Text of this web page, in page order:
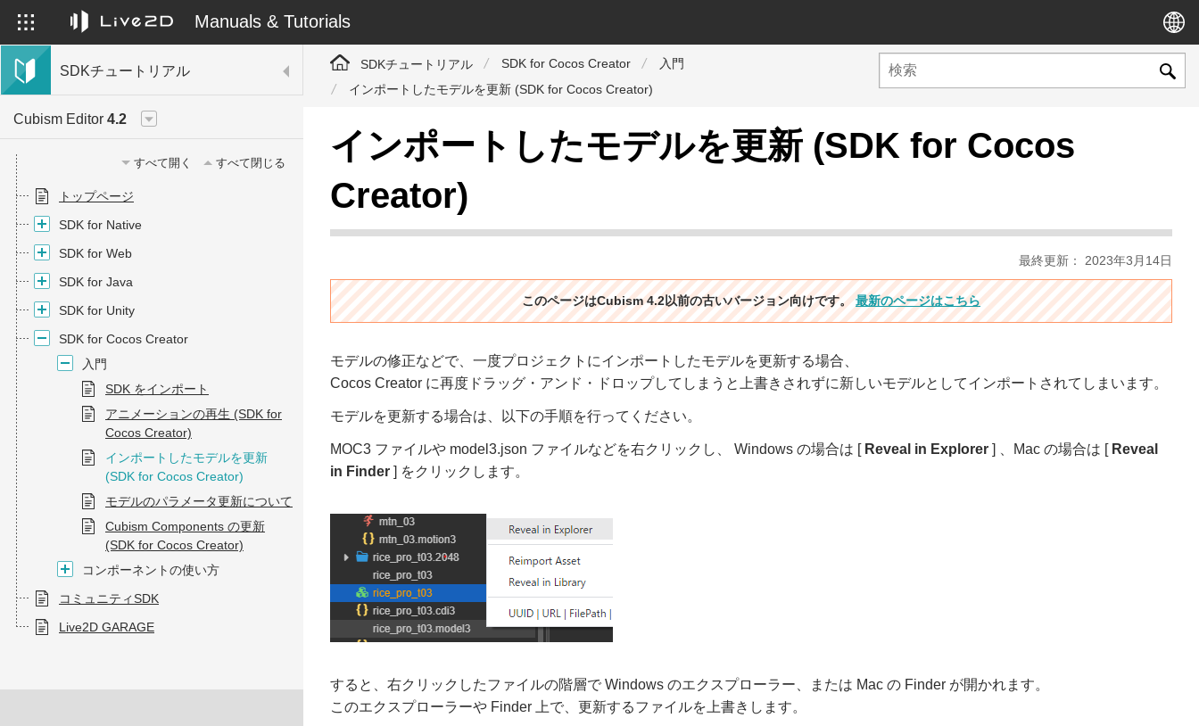
Manuals & Tutorials
SDKチュートリアル
Cubism Editor 4.2
すべて開く すべて閉じる
トップページ
SDK for Native
SDK for Web
SDK for Java
SDK for Unity
SDK for Cocos Creator
入門
SDK をインポート
アニメーションの再生 (SDK for
Cocos Creator)
インポートしたモデルを更新
(SDK for Cocos Creator)
モデルのパラメータ更新について
Cubism Components の更新
(SDK for Cocos Creator)
コンポーネントの使い方
コミュニティSDK
Live2D GARAGE
SDKチュートリアル SDK for Cocos Creator
入門
インポートしたモデルを更新 (SDK for Cocos Creator)
インポートしたモデルを更新 (SDK for Cocos
Creator)
最終更新： 2023年3月14日
このページはCubism 4.2以前の古いバージョン向けです。最新のページはこちら
モデルの修正などで、一度プロジェクトにインポートしたモデルを更新する場合、
Cocos Creator に再度ドラッグ・アンド・ドロップしてしまうと上書きされずに新しいモデルとしてインポートされてしまいます。
モデルを更新する場合は、以下の手順を行ってください。
MOC3 ファイルや model3.json ファイルなどを右クリックし、 Windows の場合は [ Reveal in Explorer ] 、Mac の場合は [ Reveal
in Finder ] をクリックします。
すると、右クリックしたファイルの階層で Windows のエクスプローラー、または Mac の Finder が開かれます。
このエクスプローラーや Finder 上で、更新するファイルを上書きします。